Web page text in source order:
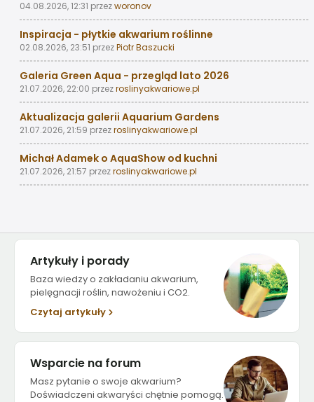
04.08.2026, 12:31 przezworonov
Inspiracja - płytkie akwarium roślinne
02.08.2026, 23:51 przezPiotr Baszucki
Galeria Green Aqua - przegląd lato 2026
21.07.2026, 22:00 przezroslinyakwariowe.pl
Aktualizacja galerii Aquarium Gardens
21.07.2026, 21:59 przezroslinyakwariowe.pl
Michał Adamek o AquaShow od kuchni
21.07.2026, 21:57 przezroslinyakwariowe.pl
Artykuły i porady
Baza wiedzy o zakładaniu akwarium,
pielęgnacji roślin, nawożeniu i CO2.
Czytaj artykuły
Wsparcie na forum
Masz pytanie o swoje akwarium?
Doświadczeni akwaryści chętnie pomogą.